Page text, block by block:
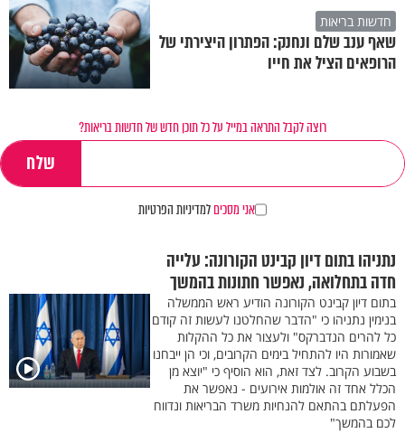
חדשות בריאות
שאף ענב שלם ונחנק: הפתרון היצירתי של
הרופאים הציל את חייו
רוצה לקבל התראה במייל על כל תוכן חדש של חדשות בריאות?
אני מסכיםלמדיניות הפרטיות
נתניהו בתום דיון קבינט הקורונה: עלייה
חדה בתחלואה, נאפשר חתונות בהמשך
בתום דיון קבינט הקורונה הודיע ראש הממשלה
בנימין נתניהו כי "הדבר שהחלטנו לעשות זה קודם
כל להרים הנדברקס" ולעצור את כל ההקלות
שאמורות היו להתחיל בימים הקרובים, וכי הן ייבחנו
בשבוע הקרוב. לצד זאת, הוא הוסיף כי "יוצא מן
הכלל אחד זה אולמות אירועים - נאפשר את
הפעלתם בהתאם להנחיות משרד הבריאות ונדווח
לכם בהמשך"